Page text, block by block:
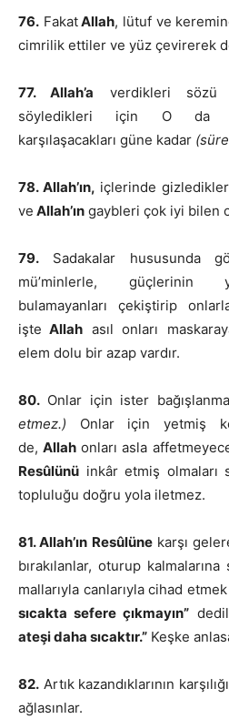
76. FakatAllah, lütuf ve
cimrilik ettiler ve yüz çevirerek
77. Allah’a verdikleri sözü
söyledikleri için O da
karşılaşacakları güne kadar
78. Allah’ın, içlerinde
ve Allah’ın gaybleri çok iyi bilen
79. Sadakalar hususunda
mü’minlerle, güçlerinin
bulamayanları çekiştirip
işte Allah asıl onları
elem dolu bir azap vardır.
80. Onlar için ister
etmez.) Onlar için yetmiş
de,Allah onları asla
Resûlünü inkâr etmiş olmaları
topluluğu doğru yola iletmez.
81. Allah’ın Resûlünekarşı
bırakılanlar, oturup kalmalarına
mallarıyla canlarıyla cihad
sıcakta sefere çıkmayın”
ateşi daha sıcaktır.” Keşke
82. Artık kazandıklarının
ağlasınlar.